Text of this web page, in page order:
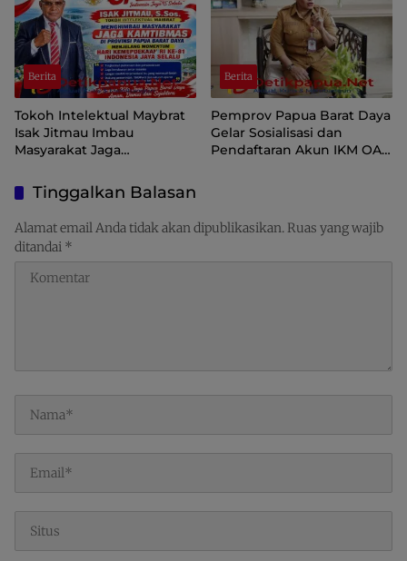
Berita
Tokoh Intelektual Maybrat
Isak Jitmau Imbau
Masyarakat Jaga
81 Kemerdekaan RI
Berita
Pemprov Papua Barat Daya
Gelar Sosialisasi dan
Pendaftaran Akun IKM OAP
Tinggalkan Balasan
Alamat email Anda tidak akan dipublikasikan.Ruas yang wajib
ditandai *